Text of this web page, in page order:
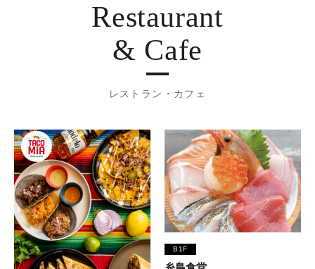
Restaurant
& Cafe
レストラン・カフェ
B1F